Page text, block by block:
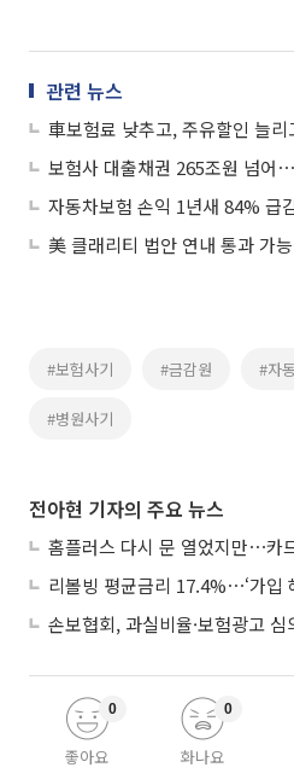
관련 뉴스
자동차보험 손익 1년새 84% 급
#보험사기 #금감원 #자
#병원사기
전아현 기자의 주요 뉴스
홈플러스 다시 문 열었지만⋯카
좋아요
0
화나요
0